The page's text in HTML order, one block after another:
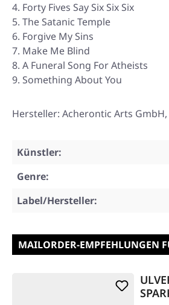
Forty Fives Say Six Six Six
The Satanic Temple
Forgive My Sins
Make Me Blind
A Funeral Song For Atheists
Something About You
Hersteller: Acherontic Arts
Künstler:
Genre:
Label/Hersteller:
MAILORDER-EMPFEHLUNGEN